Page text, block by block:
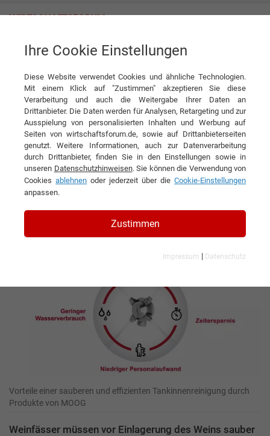
MOOG Cleaning Systems AG
Interview MOOG Cleaning Systems AG
DIESEN ARTIKEL EMPFEHLEN
Mit uns wird der Tank automatisch
sauber
MOOG Cleaning Systems AG
Vorteile einer sauberen und effizienten Tankinnenreinigung durch
Produkte von MOOG
Weinfässer müssen vor Einlagerung des Weins sauber
Ihre Cookie Einstellungen
Diese Website verwendet Cookies und ähnliche Technologien.
Mit einem Klick auf "Zustimmen" akzeptieren Sie diese
Verarbeitung und auch die Weitergabe Ihrer Daten an
Drittanbieter. Die Daten werden für Analysen, Retargeting und zur
Ausspielung von personalisierten Inhalten und Werbung auf
Seiten von wirtschaftsforum.de, sowie auf Drittanbieterseiten
genutzt. Weitere Informationen, auch zur Datenverarbeitung
durch Drittanbieter, finden Sie in den Einstellungen sowie in
unseren Datenschutzhinweisen. Sie können die Verwendung von
Cookies ablehnen oder jederzeit über die Cookie-Einstellungen
anpassen.
Zustimmen
Impressum | Datenschutz